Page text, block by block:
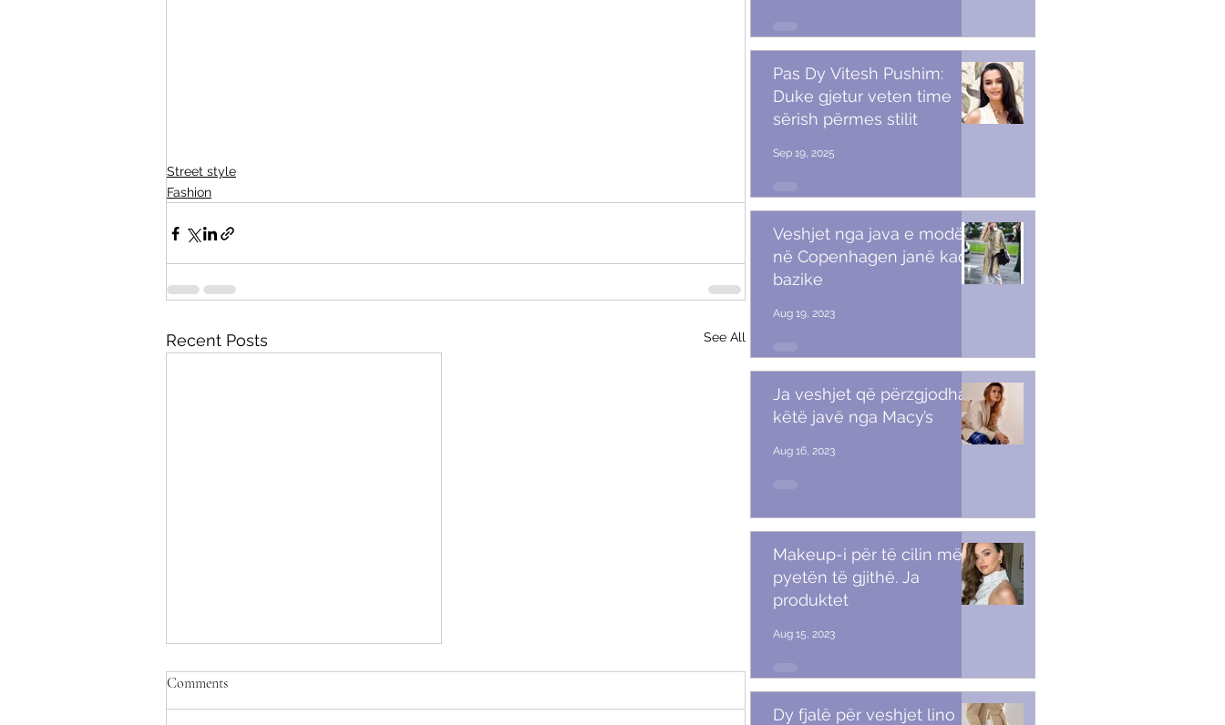
Street style
Fashion
Recent Posts See All
Comments
Pas Dy Vitesh Pushim:
Duke gjetur veten time
sërish përmes stilit
Sep 19, 2025
Veshjet nga java e modës
në Copenhagen janë kaq
bazike
Aug 19, 2023
Ja veshjet që përzgjodha
këtë javë nga Macy’s
Aug 16, 2023
Makeup-i për të cilin më
pyetën të gjithë. Ja
produktet
Aug 15, 2023
Dy fjalë për veshjet lino